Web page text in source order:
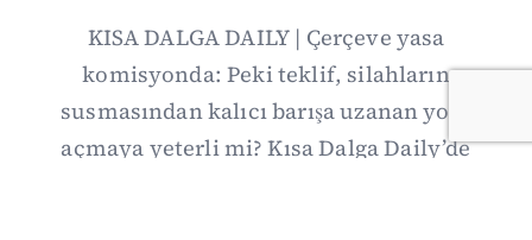
KISA DALGA DAILY | Çerçeve yasa
komisyonda: Peki teklif, silahların
susmasından kalıcı barışa uzanan yolu
açmaya yeterli mi? Kısa Dalga Daily’de